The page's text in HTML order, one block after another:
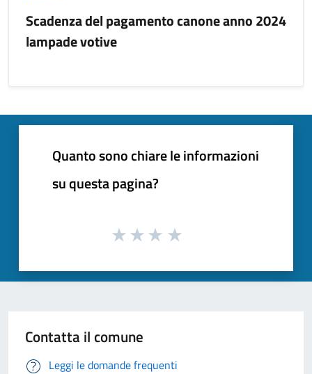
Scadenza del pagamento canone anno 2024
lampade votive
Quanto sono chiare le informazioni
su questa pagina?
Contatta il comune
Leggi le domande frequenti